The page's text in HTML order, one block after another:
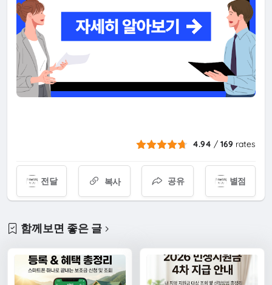
4.94 / 169 rates
전달 복사 공유 별점
함께보면 좋은 글